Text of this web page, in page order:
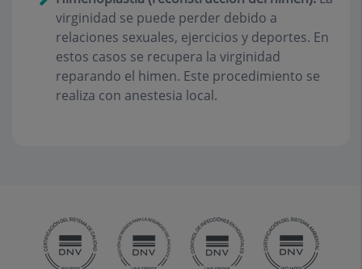
virginidad se puede perder debido a
relaciones sexuales, ejercicios y deportes. En
estos casos se recupera la virginidad
reparando el himen. Este procedimiento se
realiza con anestesia local.